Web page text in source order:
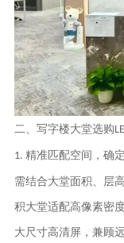
二、写字楼大堂选购
1. 精准匹配空间，确
需结合大堂面积、层
积大堂适配高像素密
大尺寸高清屏，兼顾